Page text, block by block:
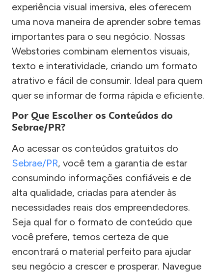
experiência visual imersiva, eles oferecem
uma nova maneira de aprender sobre temas
importantes para o seu negócio. Nossas
Webstories combinam elementos visuais,
texto e interatividade, criando um formato
atrativo e fácil de consumir. Ideal para quem
quer se informar de forma rápida e eficiente.
Por Que Escolher os Conteúdos do
Sebrae/PR?
Ao acessar os conteúdos gratuitos do
Sebrae/PR, você tem a garantia de estar
consumindo informações confiáveis e de
alta qualidade, criadas para atender às
necessidades reais dos empreendedores.
Seja qual for o formato de conteúdo que
você prefere, temos certeza de que
encontrará o material perfeito para ajudar
seu negócio a crescer e prosperar. Navegue